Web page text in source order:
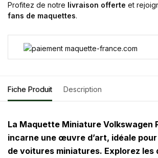
Profitez de notre livraison offerte et
fans de maquettes.
Fiche Produit Description
La Maquette Miniature Volkswagen
incarne une œuvre d’art, idéale
de voitures miniatures. Explorez les